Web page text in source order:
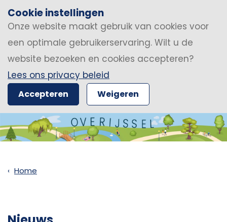
Cookie instellingen
Onze website maakt gebruik van cookies voor
een optimale gebruikerservaring. Wilt u de
website bezoeken en cookies accepteren?
Lees ons privacy beleid
Accepteren Weigeren
Home